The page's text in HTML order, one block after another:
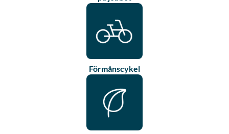
Förmånscykel